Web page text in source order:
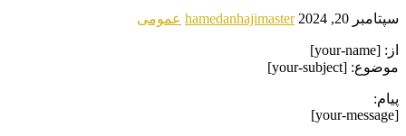
سپتامبر 20, 2024 hamedanhajimaster عمومی
از: [your-name]
موضوع: [your-subject]
پیام:
[your-message]